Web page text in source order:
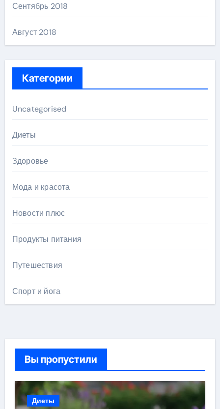
Сентябрь 2018
Август 2018
Категории
Uncategorised
Диеты
Здоровье
Мода и красота
Новости плюс
Продукты питания
Путешествия
Спорт и йога
Вы пропустили
Диеты